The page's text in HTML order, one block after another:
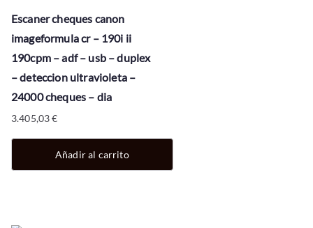
Escaner cheques canon
imageformula cr – 190i ii
190cpm – adf – usb – duplex
– deteccion ultravioleta –
24000 cheques – dia
3.405,03€
Añadir al carrito